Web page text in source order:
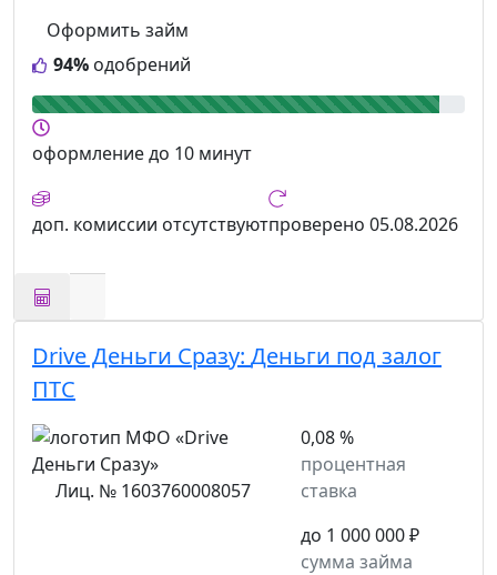
94% одобрений
Оформить займ
оформлениедо 10 минут
доп. комиссии отсутствуютпроверено 05.08.2026
Drive Деньги Сразу: Деньги под залог
ПТС
Лиц. № 1603760008057
0,08 %
процентная
ставка
до 1 000 000 ₽
сумма займа